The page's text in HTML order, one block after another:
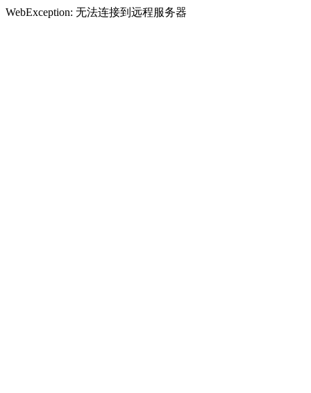
WebException: 无法连接到远程服务器